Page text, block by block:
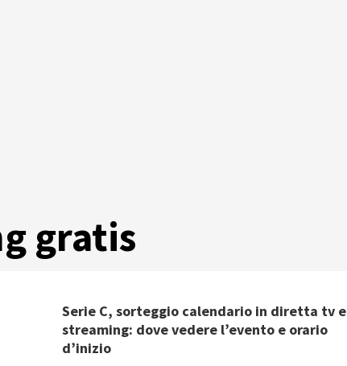
gratis
Serie C, sorteggio calendario in diretta tv e
streaming: dove vedere l’evento e orario
d’inizio